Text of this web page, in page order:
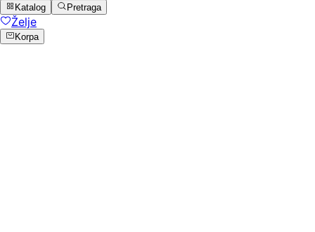
Katalog Pretraga
Želje
Korpa